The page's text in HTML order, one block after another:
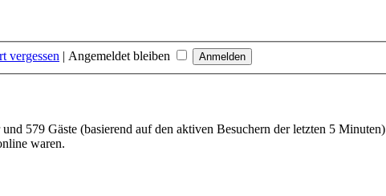
vergessen | Angemeldet bleiben
579 Gäste (basierend auf den aktiven Besuchern der letzten 5 Minuten)
waren.